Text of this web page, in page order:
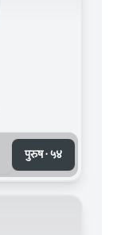
पुरुष · ५४